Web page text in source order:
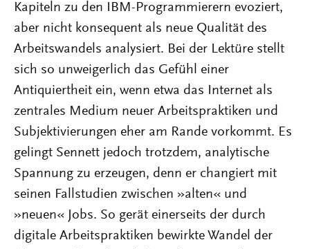
Kapiteln zu den IBM-Programmierern evoziert,
aber nicht konsequent als neue Qualität des
Arbeitswandels analysiert. Bei der Lektüre stellt
sich so unweigerlich das Gefühl einer
Antiquiertheit ein, wenn etwa das Internet als
zentrales Medium neuer Arbeitspraktiken und
Subjektivierungen eher am Rande vorkommt. Es
gelingt Sennett jedoch trotzdem, analytische
Spannung zu erzeugen, denn er changiert mit
seinen Fallstudien zwischen »alten« und
»neuen« Jobs. So gerät einerseits der durch
digitale Arbeitspraktiken bewirkte Wandel der